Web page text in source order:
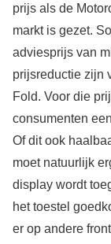
prijs als de
markt is gezet.
adviesprijs van
prijsreductie zijn
Fold. Voor die
consumenten
Of dit ook
moet natuurlijk
display wordt
het toestel
er op andere